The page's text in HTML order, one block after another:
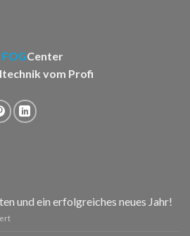
FOGCenter
vom Profi
und ein erfolgreiches neues Jahr!
für